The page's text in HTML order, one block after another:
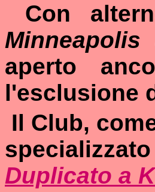
Con
Minneapolis
aperto
l'esclusione
Il Club,
Duplicato a